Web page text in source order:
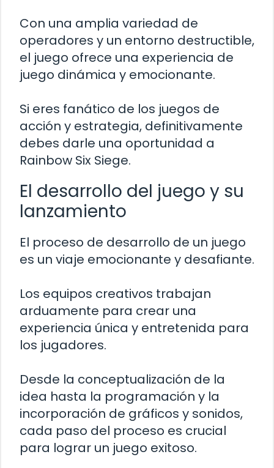
Con una amplia variedad de
operadores y un entorno destructible,
el juego ofrece una experiencia de
juego dinámica y emocionante.
Si eres fanático de los juegos de
acción y estrategia, definitivamente
debes darle una oportunidad a
Rainbow Six Siege.
El desarrollo del juego y su
lanzamiento
El proceso de desarrollo de un juego
es un viaje emocionante y desafiante.
Los equipos creativos trabajan
arduamente para crear una
experiencia única y entretenida para
los jugadores.
Desde la conceptualización de la
idea hasta la programación y la
incorporación de gráficos y sonidos,
cada paso del proceso es crucial
para lograr un juego exitoso.